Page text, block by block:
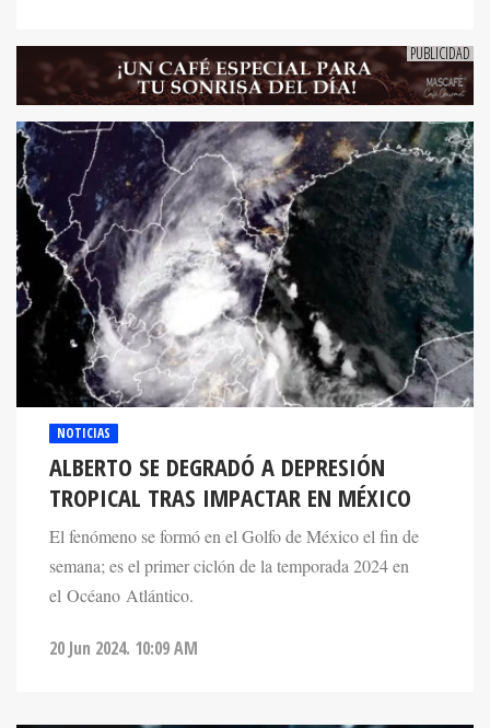
NOTICIAS
ALBERTO SE DEGRADÓ A DEPRESIÓN
TROPICAL TRAS IMPACTAR EN MÉXICO
El fenómeno se formó en el Golfo de México el fin de
semana; es el primer ciclón de la temporada 2024 en
el Océano Atlántico.